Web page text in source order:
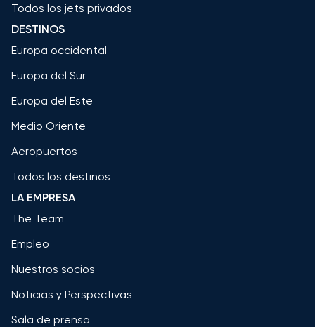
Todos los jets privados
DESTINOS
Europa occidental
Europa del Sur
Europa del Este
Medio Oriente
Aeropuertos
Todos los destinos
LA EMPRESA
The Team
Empleo
Nuestros socios
Noticias y Perspectivas
Sala de prensa